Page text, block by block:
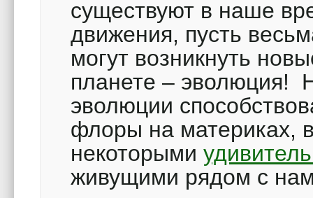
существуют в наше
движения, пусть
могут возникнуть
планете – эволюция!
эволюции
флоры на материках,
некоторыми
живущими рядом с